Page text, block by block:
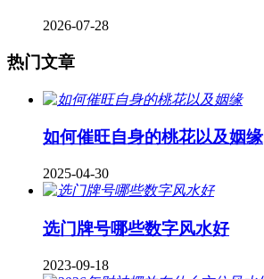
2026-07-28
热门文章
如何催旺自身的桃花以及姻缘
2025-04-30
​选门牌号哪些数字风水好
2023-09-18